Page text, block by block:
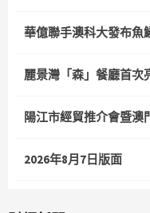
華億聯手澳科大發布魚
麗景灣「森」餐廳首次
陽江市經貿推介會暨澳
2026年8月7日版面